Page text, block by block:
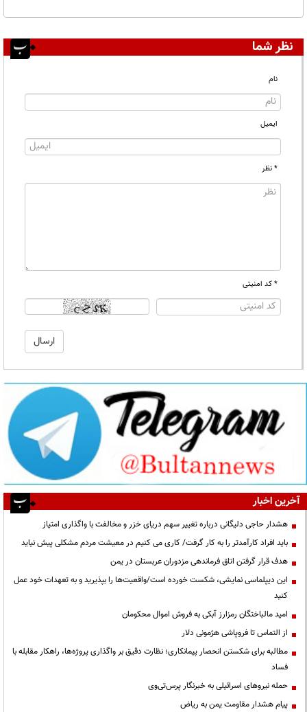
نظر شما
نام
ایمیل
* نظر
* کد امنیتی
آخرین اخبار
هشدار حاجی دلیگانی درباره تغییر سهم دریای خزر و مخالفت با واگذاری امتیاز
باید افراد کارآمدتر را به کار گرفت/ کاری می کنیم در معیشت مردم مشکلی پیش نیاید
هدف قرار گرفتن اتاق‌ فرماندهی مزدوران عربستان در یمن
این دیپلماسی نمایشی، شکست خورده است/واقعیت‌ها را بپذیرید و به تعهدات خود عمل
کنید
امید مالباختگان رمزارز آبکی به فروش اموال محکومان
از التماس تا فروپاشی هژمونی دلار
مطالبه برای شکستن انحصار پیمانکاری؛ نظارت دقیق بر واگذاری پروژه‌ها، راهکار مقابله با
فساد
حمله نیروهای اسرائیلی به خبرنگار پرس‌تی‌وی
پیام هشدار مقاومت یمن به ریاض